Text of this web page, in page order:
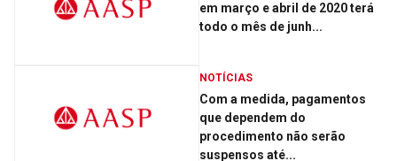
em março e abril de 2020 terá
todo o mês de junh...
NOTÍCIAS
Com a medida, pagamentos
que dependem do
procedimento não serão
suspensos até...